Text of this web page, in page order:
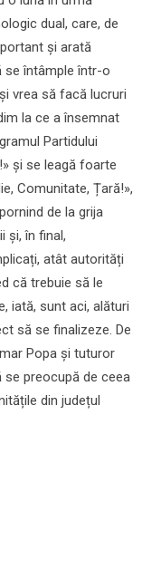
dual, care, de
și arată
se întâmple într-o
vrea să facă lucruri
la ce a însemnat
Partidului
și se leagă foarte
Comunitate, Țară!»,
de la grija
și, în final,
atât autorități
că trebuie să le
iată, sunt aci, alături
să se finalizeze. De
Popa și tuturor
se preocupă de ceea
din județul